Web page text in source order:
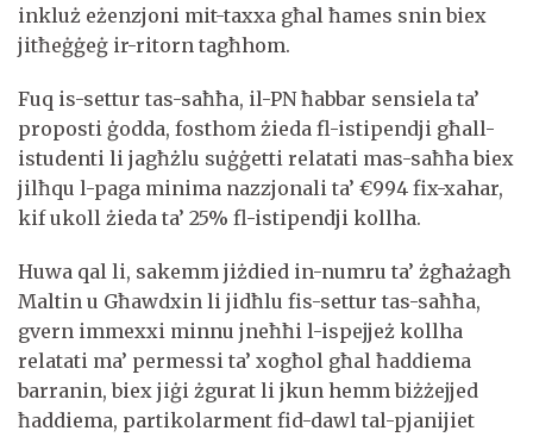
inkluż eżenzjoni mit-taxxa għal ħames snin biex
jitħeġġeġ ir-ritorn tagħhom.
Fuq is-settur tas-saħħa, il-PN ħabbar sensiela ta’
proposti ġodda, fosthom żieda fl-istipendji għall-
istudenti li jagħżlu suġġetti relatati mas-saħħa biex
jilħqu l-paga minima nazzjonali ta’ €994 fix-xahar,
kif ukoll żieda ta’ 25% fl-istipendji kollha.
Huwa qal li, sakemm jiżdied in-numru ta’ żgħażagħ
Maltin u Għawdxin li jidħlu fis-settur tas-saħħa,
gvern immexxi minnu jneħħi l-ispejjeż kollha
relatati ma’ permessi ta’ xogħol għal ħaddiema
barranin, biex jiġi żgurat li jkun hemm biżżejjed
ħaddiema, partikolarment fid-dawl tal-pjanijiet